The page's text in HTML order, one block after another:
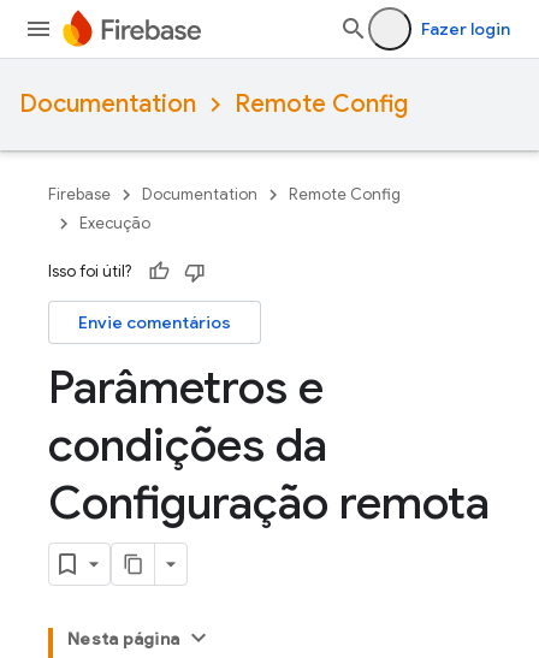
Fazer login
Documentation Remote Config
Firebase Documentation
Remote Config
Execução
Isso foi útil?
Envie comentários
Parâmetros e
condições da
Configuração remota
Nesta página